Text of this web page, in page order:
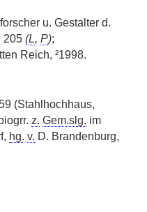
u. Gestalter d.
205 (L, P);
Reich, ²1998.
(Stahlhochhaus,
z. Gem.slg. im
hg. v. D. Brandenburg,